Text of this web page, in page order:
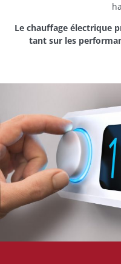
Le chauffage électrique
tant sur les